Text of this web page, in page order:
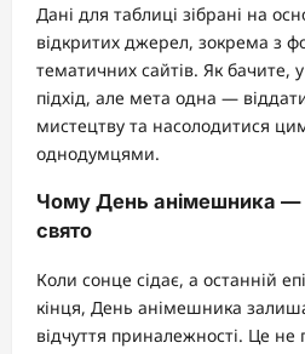
Дані для таблиці зібрані на
відкритих джерел, зокрема з
тематичних сайтів. Як бачите,
підхід, але мета одна —
мистецтву та насолодитися
однодумцями.
Чому День анімешника —
свято
Коли сонце сідає, а останній
кінця, День анімешника
відчуття приналежності. Це не